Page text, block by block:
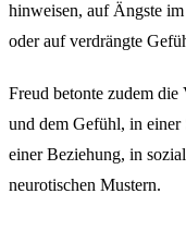
hinweisen, auf Ängste
oder auf verdrängte
Freud betonte zudem
und dem Gefühl, in
einer Beziehung, in
neurotischen Mustern.